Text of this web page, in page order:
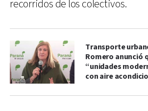
recorridos de los colectivos.
Transporte
Romero anunció
“unidades
con aire